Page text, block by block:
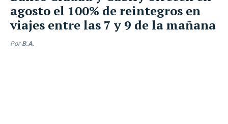
agosto el 100% de reintegros en
viajes entre las 7 y 9 de la mañana
Por B.A.